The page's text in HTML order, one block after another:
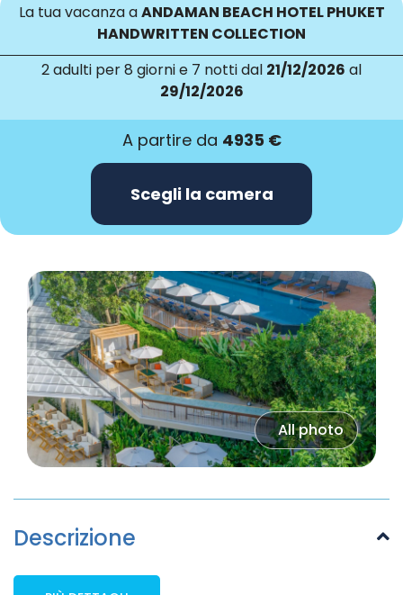
La tua vacanza aANDAMAN BEACH HOTEL PHUKET
HANDWRITTEN COLLECTION
2 adulti per 8 giorni e 7 notti dal 21/12/2026 al
29/12/2026
A partire da 4935 €
Scegli la camera
All photo
Descrizione